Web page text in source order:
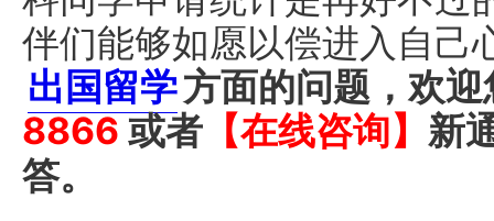
伴们能够如愿以偿进入自己
出国留学方面的问题，欢迎
8866 或者 【在线咨询】 新
答。